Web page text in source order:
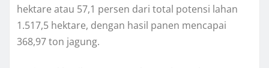
hektare atau 57,1 persen dari total potensi lahan
1.517,5 hektare, dengan hasil panen mencapai
368,97 ton jagung.